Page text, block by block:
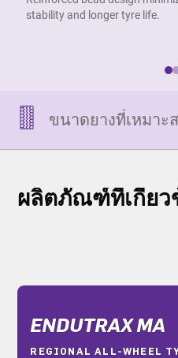
stability and longer tyre life.
ขนาดยางที่เหมาะ
ผลิตภัณฑ์ที่เกี่ยว
ENDUTRAX MA
REGIONAL ALL-WHEEL